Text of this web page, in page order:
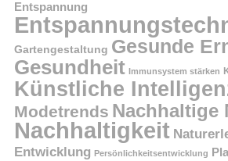
Entspannung
Gartengestaltung Gesunde
Gesundheit Immunsystem stärken
Künstliche
Modetrends Nachhaltige
Nachhaltigkeit
Entwicklung Persönlichkeitsentwicklung